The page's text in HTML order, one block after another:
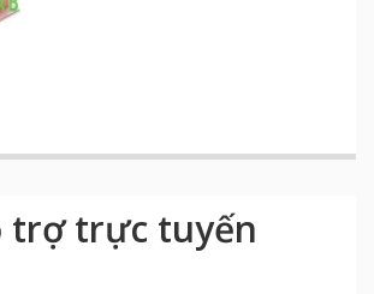
trợ trực tuyến